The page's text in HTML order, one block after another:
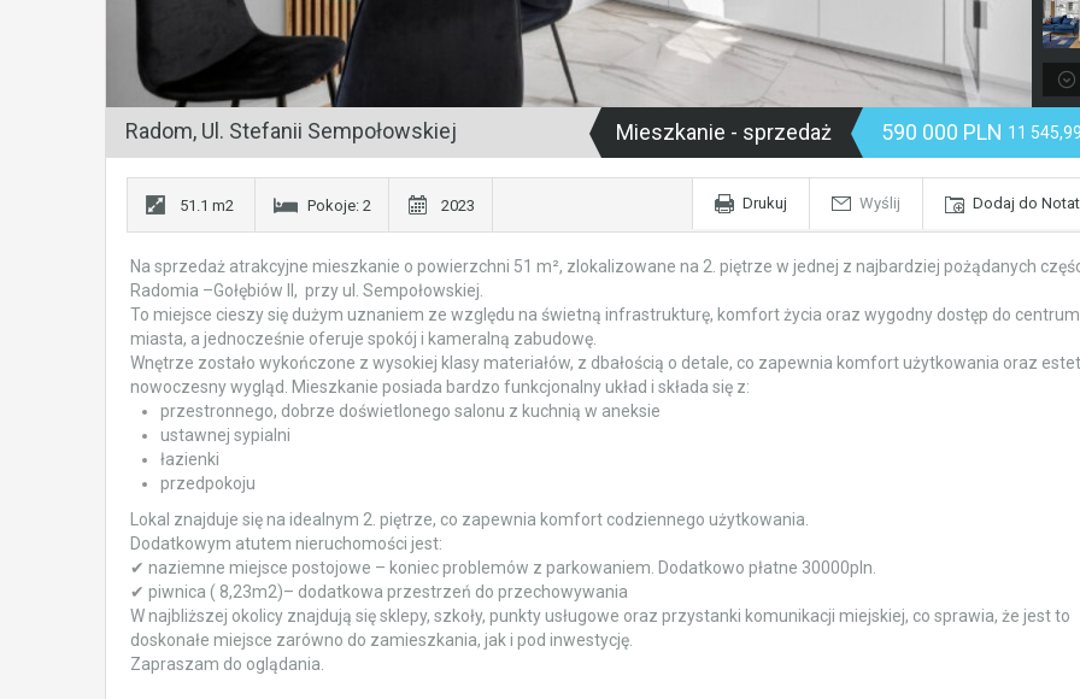
Radom, Ul. Stefanii Sempołowskiej Mieszkanie - sprzedaż 590 000 PLN 11
51.1 m2 Pokoje: 2 2023 Dodaj do
Wyślij
Drukuj
Na sprzedaż atrakcyjne mieszkanie o powierzchni 51 m², zlokalizowane na 2. piętrze w jednej z najbardziej pożądanych
Radomia –Gołębiów II, przy ul. Sempołowskiej.
To miejsce cieszy się dużym uznaniem ze względu na świetną infrastrukturę, komfort życia oraz wygodny dostęp do centrum
miasta, a jednocześnie oferuje spokój i kameralną zabudowę.
Wnętrze zostało wykończone z wysokiej klasy materiałów, z dbałością o detale, co zapewnia komfort użytkowania oraz
nowoczesny wygląd. Mieszkanie posiada bardzo funkcjonalny układ i składa się z:
przestronnego, dobrze doświetlonego salonu z kuchnią w aneksie
ustawnej sypialni
łazienki
przedpokoju
Lokal znajduje się na idealnym 2. piętrze, co zapewnia komfort codziennego użytkowania.
Dodatkowym atutem nieruchomości jest:
✔ naziemne miejsce postojowe – koniec problemów z parkowaniem. Dodatkowo płatne 30000pln.
✔ piwnica ( 8,23m2)– dodatkowa przestrzeń do przechowywania
W najbliższej okolicy znajdują się sklepy, szkoły, punkty usługowe oraz przystanki komunikacji miejskiej, co sprawia, że jest to
doskonałe miejsce zarówno do zamieszkania, jak i pod inwestycję.
Zapraszam do oglądania.